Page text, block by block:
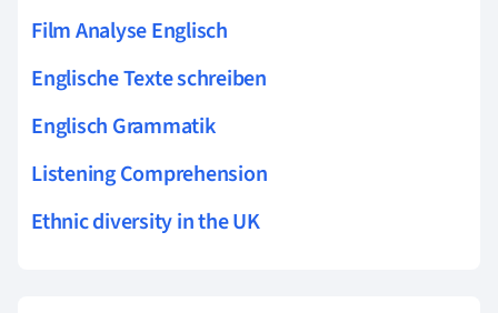
Film Analyse Englisch
Englische Texte schreiben
Englisch Grammatik
Listening Comprehension
Ethnic diversity in the UK